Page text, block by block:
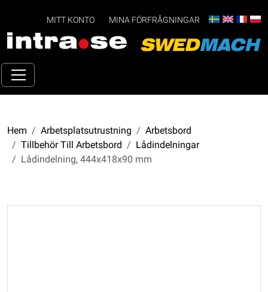
MITT KONTO MINA FÖRFRÅGNINGAR
Hem Arbetsplatsutrustning
Arbetsbord
Tillbehör Till Arbetsbord
Lådindelningar
Lådindelning, 444x418x90 mm